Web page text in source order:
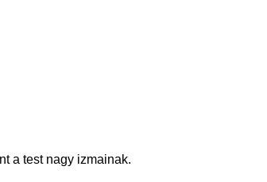
a test nagy izmainak.